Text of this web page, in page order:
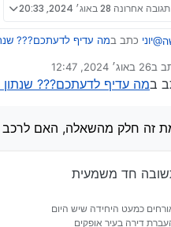
תגובה אחרונה 28 באוג׳ 2024, 20:33
@יוני כתב במה עדיף לדעתכם???
לכן אמרתי
אהה, קודם לא הבנתי את כוונתך,
ב26 באוג׳ 2024, 12:47
נערך לאחרונה על ידי
במה עדיף לדעתכם??? שנתון
זה חלק מהשאלה, האם לרכב
חד משמעית
כמעט היחידה שיש היום
דירה בעיר אופקים